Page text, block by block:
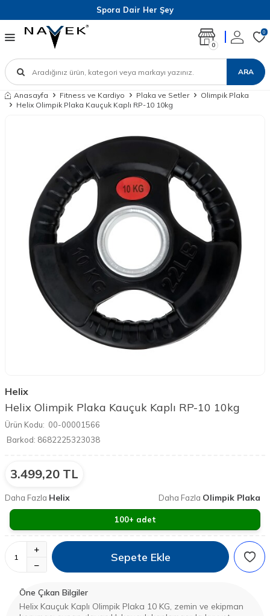
Spora Dair Her Şey
ARA
0
0
Anasayfa Fitness ve Kardiyo Plaka ve Setler
Olimpik Plaka
Helix Olimpik Plaka Kauçuk Kaplı RP-10 10kg
Helix
Helix Olimpik Plaka Kauçuk Kaplı RP-10 10kg
Ürün Kodu: 00-00001566
Barkod: 8682225323038
3.499,20 TL
Daha Fazla Helix Daha Fazla Olimpik Plaka
100+ adet
Sepete Ekle
Öne Çıkan Bilgiler
Helix Kauçuk Kaplı Olimpik Plaka 10 KG, zemin ve ekipman